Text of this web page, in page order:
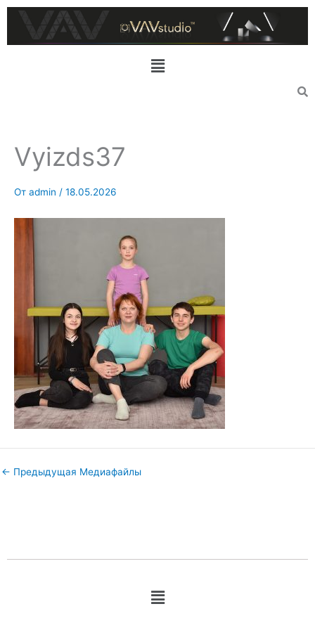
Перейти
содержимому
Меню
Vyizds37
От admin / 18.05.2026
← Предыдущая Медиафайлы
Меню